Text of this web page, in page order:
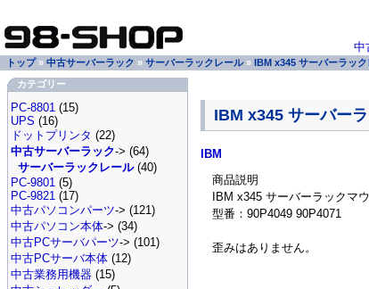
IBM x345 サーバー
IBM
商品説明
IBM x345 サーバーラックマ
型番：90P4049 90P4071
歪みはありません。
中
トップ» 中古サーバーラック » サーバーラックレール» IBM x345 サーバーラッ
カテゴリー
PC-8801 (15)
UPS (16)
ドットプリンタ (22)
中古サーバーラック-> (64)
サーバーラックレール(40)
PC-9801 (5)
PC-9821 (17)
中古パソコンパーツ-> (121)
中古パソコン本体-> (34)
中古PCサーバパーツ-> (101)
中古PCサーバ本体 (12)
中古業務用機器 (15)